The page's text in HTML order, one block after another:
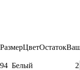
РазмерЦветОстатокВаш
94 Белый 2